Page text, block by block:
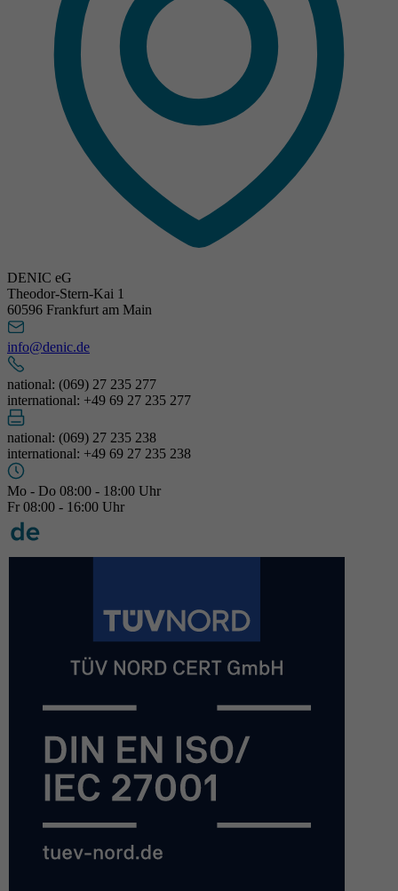
DENIC eG
Theodor-Stern-Kai 1
60596 Frankfurt am Main
info@denic.de
national: (069) 27 235 277
international: +49 69 27 235 277
national: (069) 27 235 238
international: +49 69 27 235 238
Mo - Do 08:00 - 18:00 Uhr
Fr 08:00 - 16:00 Uhr